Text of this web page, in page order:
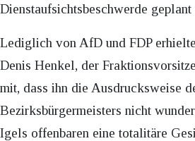
Dienstaufsichtsbeschwerde geplant
Lediglich von AfD und FDP
Denis Henkel, der
mit, dass ihn die Ausdrucksweise
Bezirksbürgermeisters nicht
Igels offenbaren eine totalitäre